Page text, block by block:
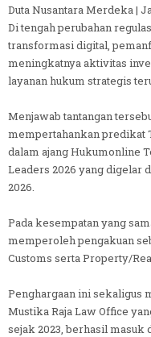
Duta Nusantara Merdeka |
Di tengah perubahan
transformasi digital,
meningkatnya aktivitas
layanan hukum strategis
Menjawab tantangan
mempertahankan predikat
dalam ajang Hukumonline
Leaders 2026 yang digelar
2026.
Pada kesempatan yang
memperoleh pengakuan
Customs serta Property/
Penghargaan ini sekaligus
Mustika Raja Law Office
sejak 2023, berhasil masuk